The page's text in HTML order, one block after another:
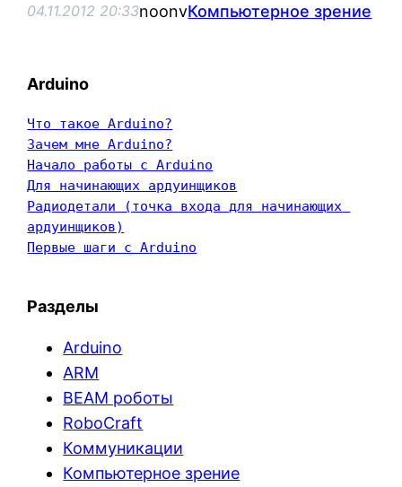
04.11.2012 20:33noonvКомпьютерное зрение
Arduino
Что такое Arduino?
Зачем мне Arduino?
Начало работы с Arduino
Для начинающих ардуинщиков
Радиодетали (точка входа для начинающих
ардуинщиков)
Первые шаги с Arduino
Разделы
Arduino
ARM
BEAM роботы
RoboCraft
Коммуникации
Компьютерное зрение